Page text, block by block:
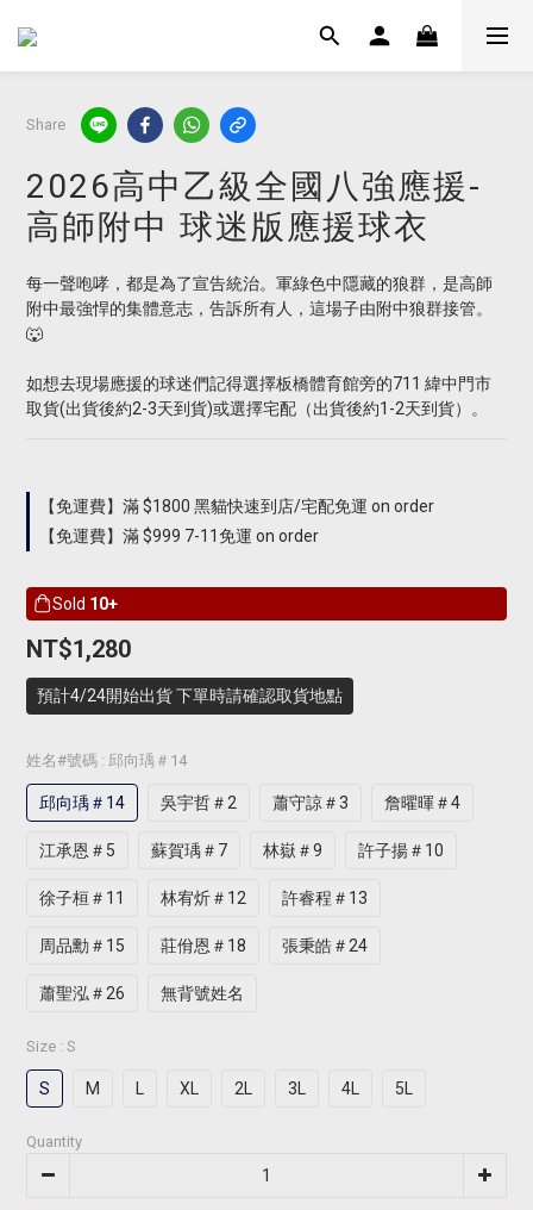
Share
2026高中乙級全國八強應援-
高師附中 球迷版應援球衣
每一聲咆哮，都是為了宣告統治。軍綠色中隱藏的狼群，是高師
附中最強悍的集體意志，告訴所有人，這場子由附中狼群接管。
🐺
如想去現場應援的球迷們記得選擇板橋體育館旁的711 緯中門市
取貨(出貨後約2-3天到貨)或選擇宅配（出貨後約1-2天到貨）。
【免運費】滿 $1800 黑貓快速到店/宅配免運 on order
【免運費】滿 $999 7-11免運 on order
Sold 10+
NT$1,280
預計4/24開始出貨 下單時請確認取貨地點
姓名#號碼 : 邱向瑀＃14
邱向瑀＃14 吳宇哲＃2 蕭守諒＃3 詹曜暉＃4
江承恩＃5 蘇賀瑀＃7 林嶽＃9 許子揚＃10
徐子桓＃11 林宥炘＃12 許睿程＃13
周品勳＃15 莊佾恩＃18 張秉皓＃24
蕭聖泓＃26 無背號姓名
Size : S
S M XL 2L 3L 4L 5L
Quantity